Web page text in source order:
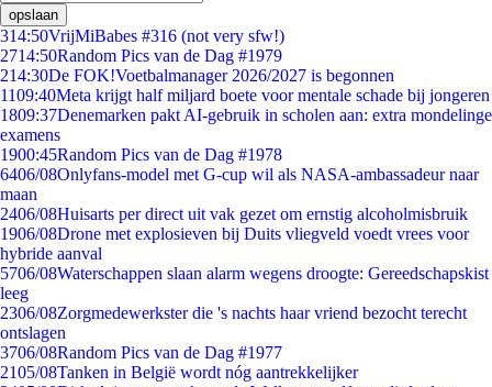
opslaan
314:50VrijMiBabes #316 (not very sfw!)
2714:50Random Pics van de Dag #1979
214:30De FOK!Voetbalmanager 2026/2027 is begonnen
1109:40Meta krijgt half miljard boete voor mentale schade bij jongeren
1809:37Denemarken pakt AI-gebruik in scholen aan: extra mondelinge
examens
1900:45Random Pics van de Dag #1978
6406/08Onlyfans-model met G-cup wil als NASA-ambassadeur naar
maan
2406/08Huisarts per direct uit vak gezet om ernstig alcoholmisbruik
1906/08Drone met explosieven bij Duits vliegveld voedt vrees voor
hybride aanval
5706/08Waterschappen slaan alarm wegens droogte: Gereedschapskist
leeg
2306/08Zorgmedewerkster die 's nachts haar vriend bezocht terecht
ontslagen
3706/08Random Pics van de Dag #1977
2105/08Tanken in België wordt nóg aantrekkelijker